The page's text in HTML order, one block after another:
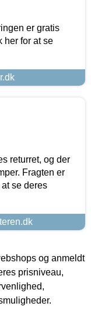
er gratis
her for at se
returret, og der
Fragten er
se deres
og anmeldt
prisniveau,